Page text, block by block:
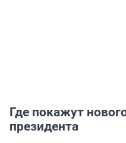
Где покажут
президента